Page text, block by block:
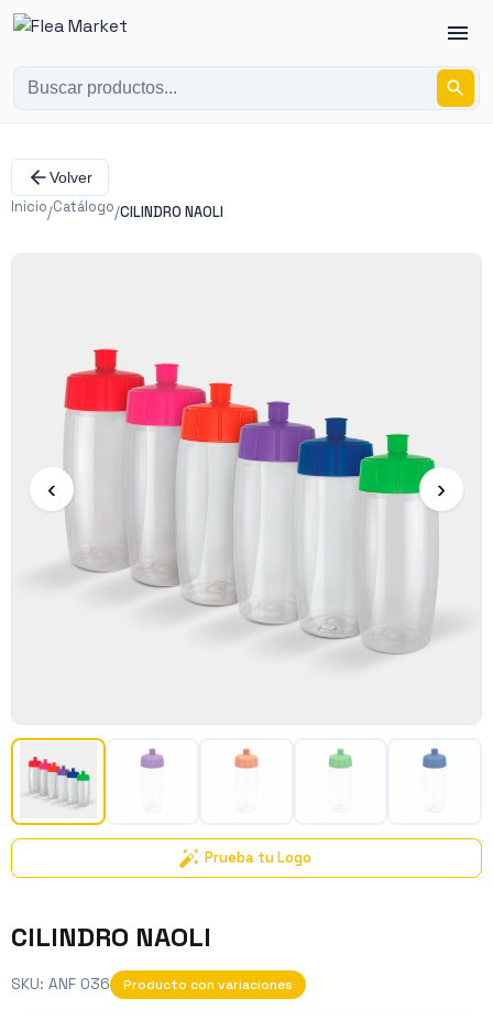
Volver
Inicio/Catálogo/CILINDRO NAOLI
‹ ›
Prueba tu Logo
CILINDRO NAOLI
SKU: ANF 036 Producto con variaciones